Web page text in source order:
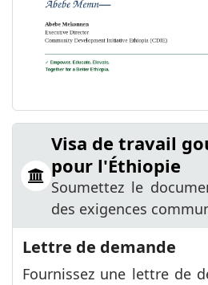
Visa de travail
pour l'Éthiopie
Soumettez le
des exigences
Lettre de demande
Fournissez une lettre de